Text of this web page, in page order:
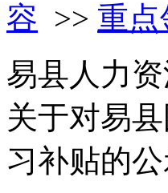
容 >> 重
易县人力
关于对易
习补贴的